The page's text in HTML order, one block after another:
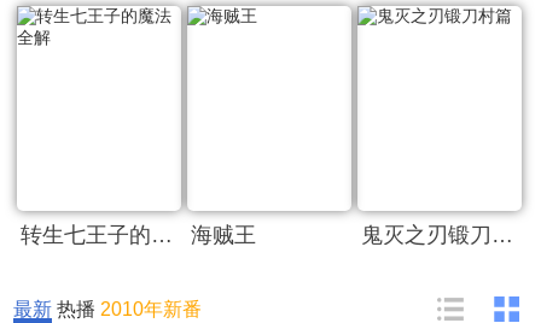
转生七王子的魔法全解 海贼王 鬼灭之刃锻刀村篇
最新 热播 2010年新番